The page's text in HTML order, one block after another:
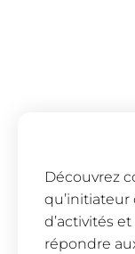
Découvrez
qu’initiateur
d’activités
répondre